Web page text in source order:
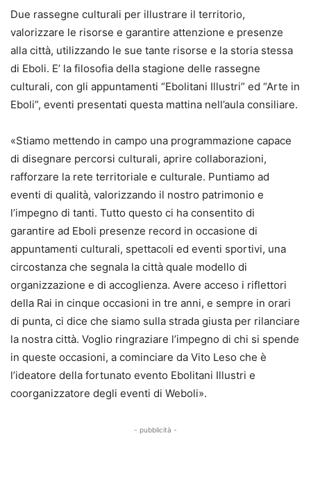
Due rassegne culturali per illustrare il territorio,
valorizzare le risorse e garantire attenzione e presenze
alla città, utilizzando le sue tante risorse e la storia stessa
di Eboli. E’ la filosofia della stagione delle rassegne
culturali, con gli appuntamenti “Ebolitani Illustri” ed “Arte in
Eboli”, eventi presentati questa mattina nell’aula consiliare.
«Stiamo mettendo in campo una programmazione capace
di disegnare percorsi culturali, aprire collaborazioni,
rafforzare la rete territoriale e culturale. Puntiamo ad
eventi di qualità, valorizzando il nostro patrimonio e
l’impegno di tanti. Tutto questo ci ha consentito di
garantire ad Eboli presenze record in occasione di
appuntamenti culturali, spettacoli ed eventi sportivi, una
circostanza che segnala la città quale modello di
organizzazione e di accoglienza. Avere acceso i riflettori
della Rai in cinque occasioni in tre anni, e sempre in orari
di punta, ci dice che siamo sulla strada giusta per rilanciare
la nostra città. Voglio ringraziare l’impegno di chi si spende
in queste occasioni, a cominciare da Vito Leso che è
l’ideatore della fortunato evento Ebolitani Illustri e
coorganizzatore degli eventi di Weboli».
- pubblicità -